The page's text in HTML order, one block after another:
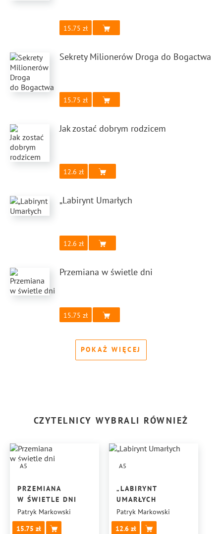
15.75
Sekrety Milionerów Droga do Bogactwa
15.75
Jak zostać dobrym rodzicem
12.6
„Labirynt Umarłych
12.6
Przemiana w świetle dni
15.75
POKAŻ WIĘCEJ
CZYTELNICY WYBRALI RÓWNIEŻ
A5
PRZEMIANA
W ŚWIETLE DNI
Patryk Markowski
15.75
A5
„LABIRYNT
UMARŁYCH
Patryk Markowski
12.6